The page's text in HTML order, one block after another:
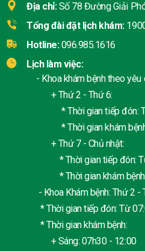
Địa chỉ: Số 78 Đường Giải
Tổng đài đặt lịch khám:
Hotline: 096.985.1616
Lịch làm việc:
- Khoa khám bệnh theo yêu
+ Thứ 2 - Thứ 6:
* Thời gian tiếp đón:
* Thời gian khám
+ Thứ 7 - Chủ nhật:
* Thời gian tiếp đón:
* Thời gian khám bệnh:
- Khoa Khám bệnh: Thứ 2 -
* Thời gian tiếp đón: Từ
* Thời gian khám bệnh:
+ Sáng: 07h30 - 12:00